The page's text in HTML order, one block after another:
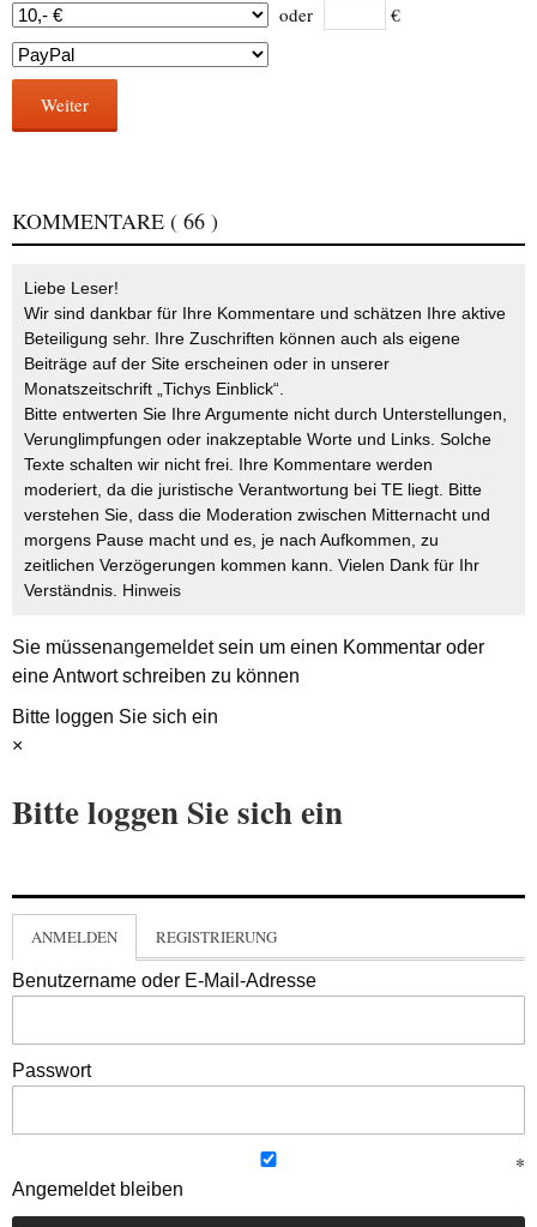
oder €
Weiter
KOMMENTARE ( 66 )
Liebe Leser!
Wir sind dankbar für Ihre Kommentare und schätzen Ihre aktive
Beteiligung sehr. Ihre Zuschriften können auch als eigene
Beiträge auf der Site erscheinen oder in unserer
Monatszeitschrift „Tichys Einblick“.
Bitte entwerten Sie Ihre Argumente nicht durch Unterstellungen,
Verunglimpfungen oder inakzeptable Worte und Links. Solche
Texte schalten wir nicht frei. Ihre Kommentare werden
moderiert, da die juristische Verantwortung bei TE liegt. Bitte
verstehen Sie, dass die Moderation zwischen Mitternacht und
morgens Pause macht und es, je nach Aufkommen, zu
zeitlichen Verzögerungen kommen kann. Vielen Dank für Ihr
Verständnis. Hinweis
Sie müssenangemeldetsein um einen Kommentar oder
eine Antwort schreiben zu können
Bitte loggen Sie sich ein
×
Bitte loggen Sie sich ein
ANMELDEN REGISTRIERUNG
Benutzername oder E-Mail-Adresse
Passwort
Angemeldet bleiben